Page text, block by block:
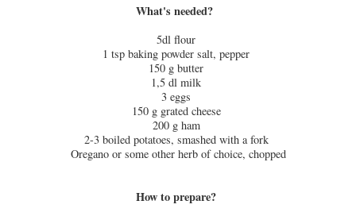
What's needed?
5dl flour
1 tsp baking powder salt, pepper
150 g butter
1,5 dl milk
3 eggs
150 g grated cheese
200 g ham
2-3 boiled potatoes, smashed with a fork
Oregano or some other herb of choice, chopped
How to prepare?